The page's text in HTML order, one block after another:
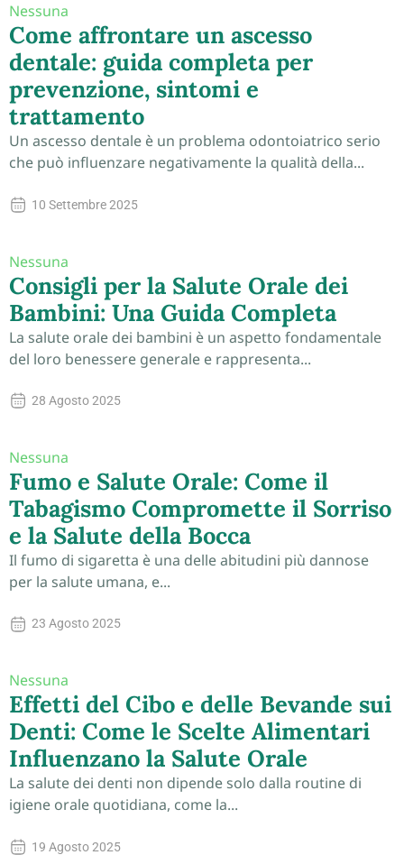
Nessuna
Come affrontare un ascesso
dentale: guida completa per
prevenzione, sintomi e
trattamento
Un ascesso dentale è un problema odontoiatrico serio
che può influenzare negativamente la qualità della...
10 Settembre 2025
Nessuna
Consigli per la Salute Orale dei
Bambini: Una Guida Completa
La salute orale dei bambini è un aspetto fondamentale
del loro benessere generale e rappresenta...
28 Agosto 2025
Nessuna
Fumo e Salute Orale: Come il
Tabagismo Compromette il Sorriso
e la Salute della Bocca
Il fumo di sigaretta è una delle abitudini più dannose
per la salute umana, e...
23 Agosto 2025
Nessuna
Effetti del Cibo e delle Bevande sui
Denti: Come le Scelte Alimentari
Influenzano la Salute Orale
La salute dei denti non dipende solo dalla routine di
igiene orale quotidiana, come la...
19 Agosto 2025